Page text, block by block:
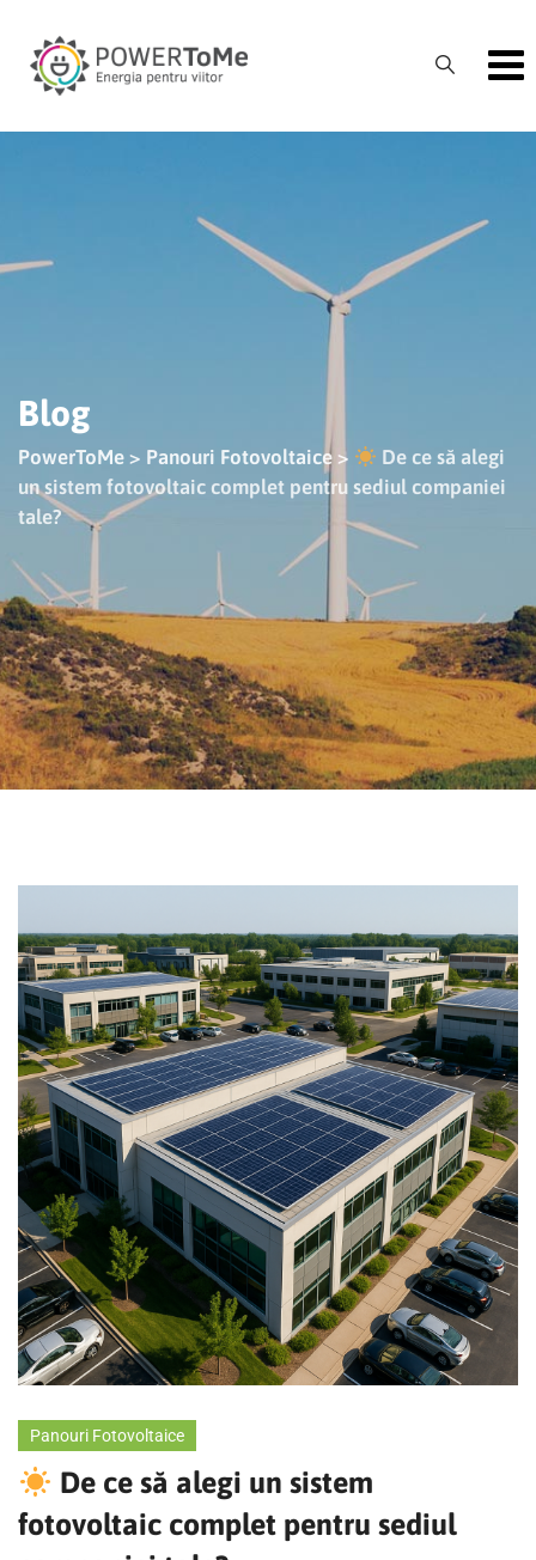
content
Blog
PowerToMe > Panouri Fotovoltaice >
De ce să alegi
un sistem fotovoltaic complet pentru sediul companiei
tale?
Panouri Fotovoltaice
De ce să alegi un sistem
fotovoltaic complet pentru sediul